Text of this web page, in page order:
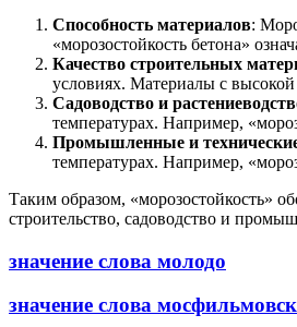
Способность материалов:
«морозостойкость бетона»
Качество строительных
условиях. Материалы с
Садоводство и
температурах. Например,
Промышленные и
температурах. Например,
Таким образом, «морозостойкость»
строительство, садоводство и
значение слова молодо
значение слова